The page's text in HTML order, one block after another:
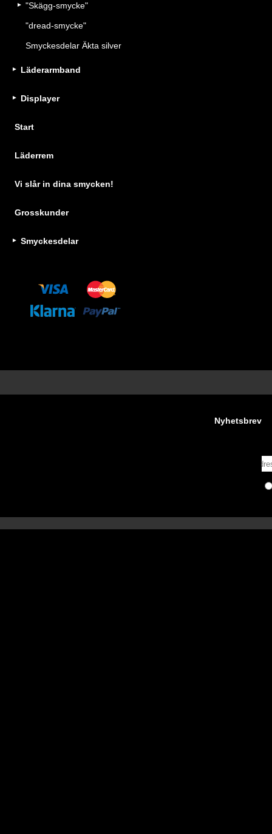
"Skägg-smycke"
"dread-smycke"
Smyckesdelar Äkta silver
Läderarmband
Displayer
Start
Läderrem
Vi slår in dina smycken!
Grosskunder
Smyckesdelar
Nyhetsbrev